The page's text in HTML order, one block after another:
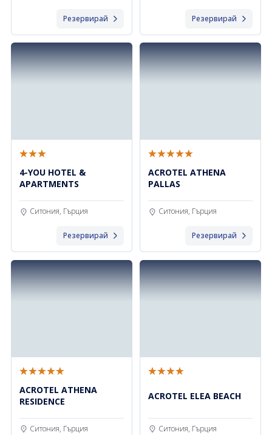
Резервирай Резервирай
4-YOU HOTEL &
APARTMENTS
Ситония, Гърция
Резервирай
ACROTEL ATHENA
PALLAS
Ситония, Гърция
Резервирай
ACROTEL ATHENA
RESIDENCE
Ситония, Гърция
ACROTEL ELEA BEACH
Ситония, Гърция